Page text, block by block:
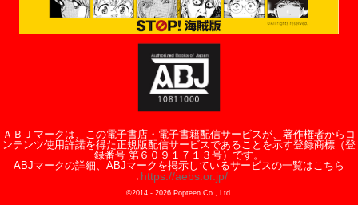
ＡＢＪマークは、この電子書店・電子書籍配信サービスが、著作権者からコ
ンテンツ使用許諾を得た正規版配信サービスであることを示す登録商標（登
録番号 第６０９１７１３号）です。
ABJマークの詳細、ABJマークを掲示しているサービスの一覧はこちら
→ https://aebs.or.jp/
©2014 - 2026Popteen Co., Ltd.